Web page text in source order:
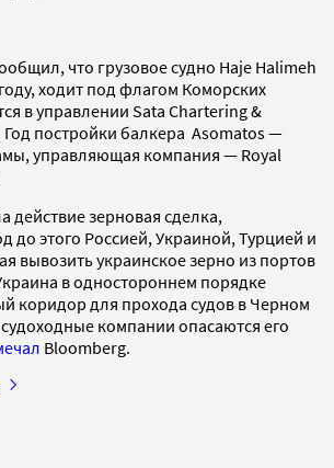
что грузовое судно Haje Halimeh
ходит под флагом Коморских
в управлении Sata Chartering &
постройки балкера Asomatos —
управляющая компания — Royal
действие зерновая cделка,
до этого Россией, Украиной, Турцией и
вывозить украинское зерно из портов
в одностороннем порядке
коридор для прохода судов в Черном
компании опасаются его
Bloomberg.